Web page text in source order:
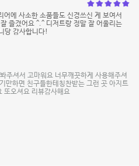
어에 사소한 소품들도 신경쓰신 게 보여서
즐겼어요 ^.^ 디저트랑 정말 잘 어울리는
당 감사합니다!
주셔서 고마워요 너무깨끗하게 사용해주셔
만하면 친구들한테칭찬받는 그런 곳 아지트
또오셔요 리뷰감사해요